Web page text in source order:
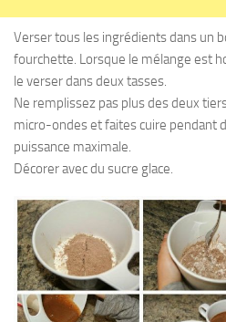
Verser tous les ingrédients dans un
fourchette. Lorsque le mélange est
le verser dans deux tasses.
Ne remplissez pas plus des deux
micro-ondes et faites cuire pendant
puissance maximale.
Décorer avec du sucre glace.